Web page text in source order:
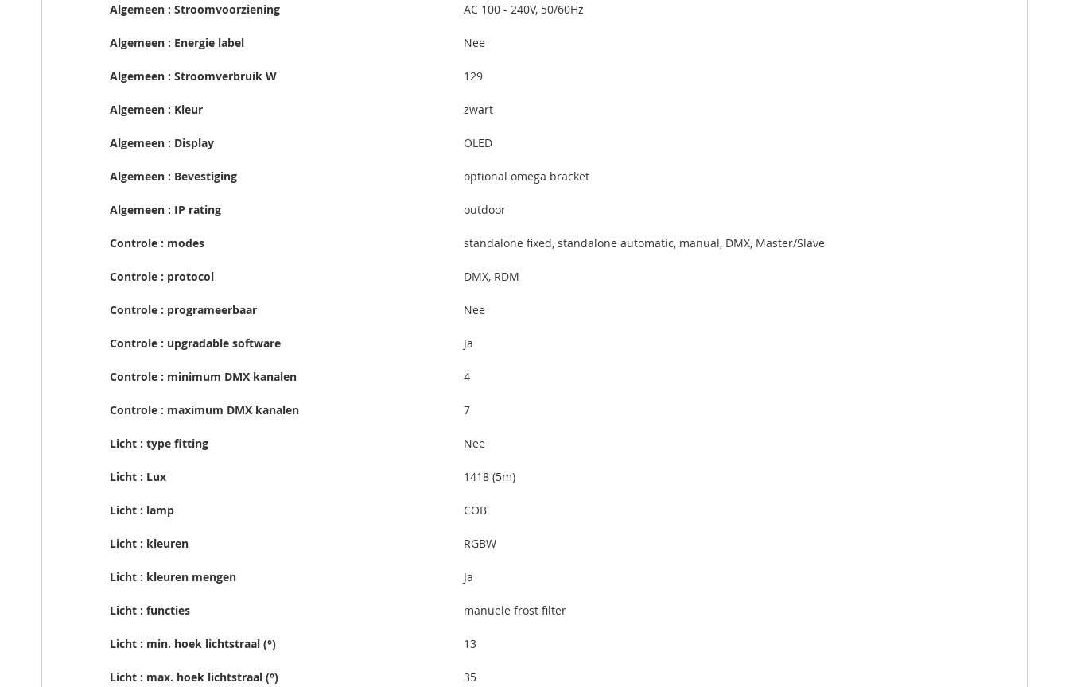
Algemeen : Stroomvoorziening AC 100 - 240V, 50/60Hz
Algemeen : Energie label Nee
Algemeen : Stroomverbruik W 129
Algemeen : Kleur zwart
Algemeen : Display OLED
Algemeen : Bevestiging optional omega bracket
Algemeen : IP rating outdoor
Controle : modes standalone fixed, standalone automatic, manual, DMX, Master/Slave
Controle : protocol DMX, RDM
Controle : programeerbaar Nee
Controle : upgradable software Ja
Controle : minimum DMX kanalen 4
Controle : maximum DMX kanalen 7
Licht : type fitting Nee
Licht : Lux 1418 (5m)
Licht : lamp COB
Licht : kleuren RGBW
Licht : kleuren mengen Ja
Licht : functies manuele frost filter
Licht : min. hoek lichtstraal (°) 13
Licht : max. hoek lichtstraal (°) 35